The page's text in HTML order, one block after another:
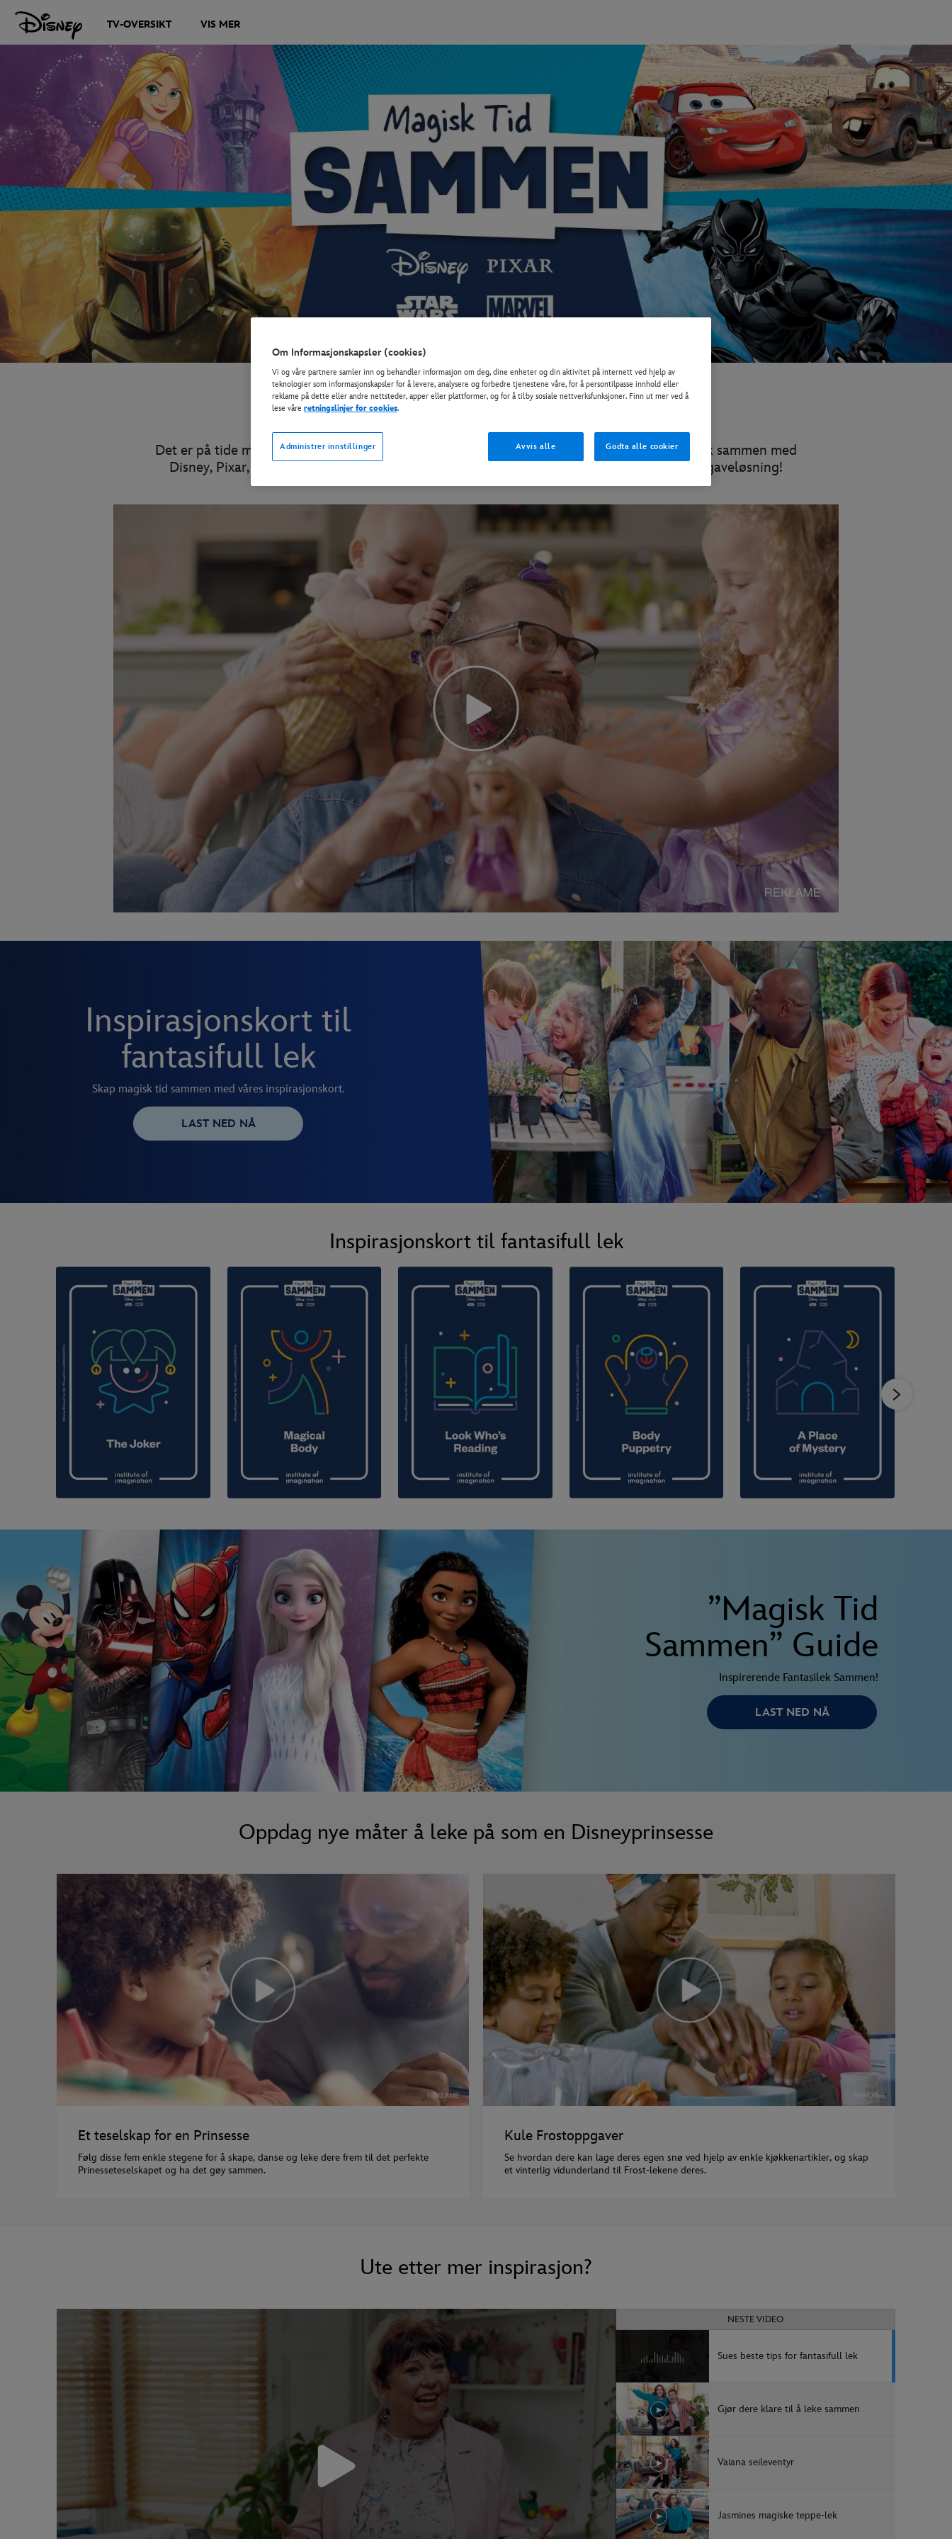
TV-OVERSIKT VIS MER
Magisk Tid Sammen
Det er på tide med litt ‚Magisk Tid Sammen‘. Bli inpirert og kjenn den magiske gnisten av lek sammen med
Disney, Pixar, Star Wars™ og Marvel. Få inspirerende ideer til lek, kreativitet, spill og oppgaveløsning!
Inspirasjonskort til
fantasifull lek
Skap magisk tid sammen med våres inspirasjonskort.
LAST NED NÅ
Inspirasjonskort til fantasifull lek
”Magisk Tid
Sammen” Guide
Inspirerende Fantasilek Sammen!
LAST NED NÅ
Oppdag nye måter å leke på som en Disneyprinsesse
Et teselskap for en Prinsesse
Følg disse fem enkle stegene for å skape, danse og leke dere frem til det perfekte
Prinesseteselskapet og ha det gøy sammen.
Kule Frostoppgaver
Se hvordan dere kan lage deres egen snø ved hjelp av enkle kjøkkenartikler, og skap
et vinterlig vidunderland til Frost-lekene deres.
Ute etter mer inspirasjon?
NESTE VIDEO
Sues beste tips for fantasifull lek
Gjør dere klare til å leke sammen
Vaiana seileventyr
Jasmines magiske teppe-lek
Om Informasjonskapsler (cookies)
Vi og våre partnere samler inn og behandler informasjon om deg, dine enheter og din aktivitet på internett ved hjelp av
teknologier som informasjonskapsler for å levere, analysere og forbedre tjenestene våre, for å persontilpasse innhold eller
reklame på dette eller andre nettsteder, apper eller plattformer, og for å tilby sosiale nettverksfunksjoner. Finn ut mer ved å
lese våre retningslinjer for cookies.
Administrer innstillinger Avvis alle Godta alle cookier